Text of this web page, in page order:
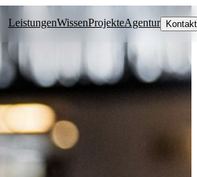
LeistungenWissenProjekteAgentur Kontakt